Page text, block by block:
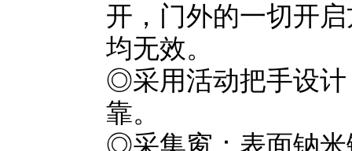
开，门外的一切开
均无效。
◎采用活动把手设计
靠。
◎采集窗：表面钠米